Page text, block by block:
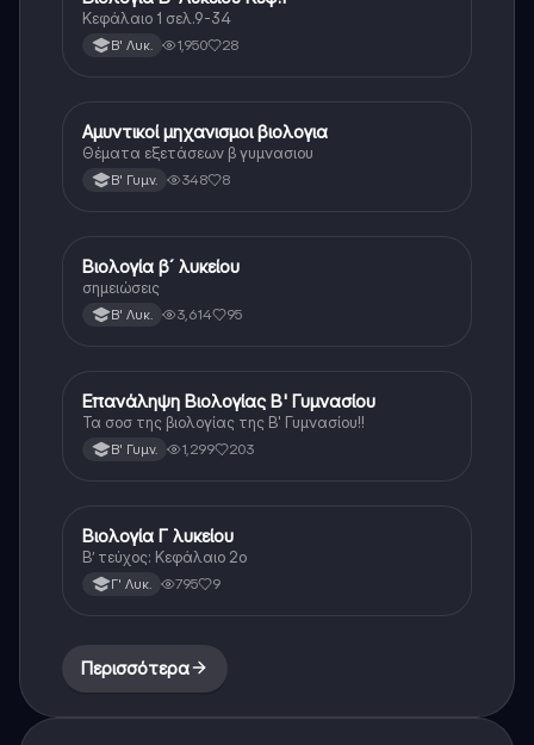
Κεφάλαιο 1 σελ.9-34
Β' Λυκ. 1,950 28
Βιολογία
Αμυντικοί μηχανισμοι βιολογια
Θέματα εξετάσεων β γυμνασιου
Β' Γυμν. 348 8
Βιολογία
Βιολογία β´ λυκείου
σημειώσεις
Β' Λυκ. 3,614 95
Βιολογία
Επανάληψη Βιολογίας Β' Γυμνασίου
Τα σοσ της βιολογίας της Β' Γυμνασίου!!
Β' Γυμν. 1,299 203
Βιολογία (Θετ.)
Βιολογία Γ λυκείου
Β’ τεύχος: Κεφάλαιο 2ο
Γ' Λυκ. 795 9
Περισσότερα